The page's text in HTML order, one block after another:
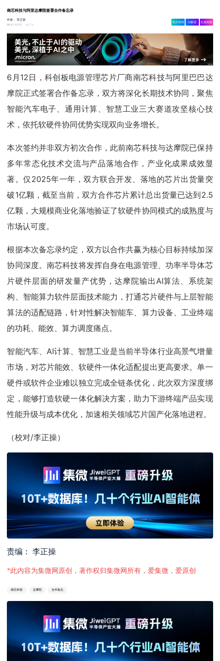
南芯科技与阿里达摩院签署合作备忘录
作者：李正操
06-12 13:55
1.7w
相关舆情 AI解读 生成海报
6月12日，科创板电源管理芯片厂商南芯科技与阿里巴巴达
摩院正式签署合作备忘录，双方将深化长期技术协同，聚焦
智能汽车电子、通用计算、智慧工业三大赛道攻坚核心技
术，依托软硬件协同优势实现双向业务增长。
本次签约并非双方初次合作，此前南芯科技与达摩院已保持
多年常态化技术交流与产品落地合作，产业化成果成效显
著。仅2025年一年，双方联合开发、落地的芯片出货量突
破1亿颗，截至当前，双方合作芯片累计总出货量已达到2.5
亿颗，大规模商业化落地验证了软硬件协同模式的成熟度与
市场认可度。
根据本次备忘录约定，双方以合作共赢为核心目标持续加深
协同深度。南芯科技将发挥自身在电源管理、功率半导体芯
片硬件层面的研发量产优势，达摩院输出AI算法、系统架
构、智能算力软件层面技术能力，打通芯片硬件与上层智能
算法的适配链路，针对性解决智能车、算力设备、工业终端
的功耗、能效、算力调度痛点。
智能汽车、AI计算、智慧工业是当前半导体行业高景气增量
市场，对芯片能效、软硬件一体化适配提出更高要求。单一
硬件或软件企业难以独立完成全链条优化，此次双方深度绑
定，能够打造软硬一体化解决方案，助力下游终端产品实现
性能升级与成本优化，加速相关领域芯片国产化落地进程。
（校对/李正操）
责编： 李正操
*此内容为集微网原创，著作权归集微网所有，爱集微，爱原创
南芯科技 达摩院 合作备忘